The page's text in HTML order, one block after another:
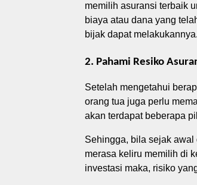
memilih asuransi terbaik
biaya atau dana yang
bijak dapat melakukannya.
2. Pahami Resiko
Setelah mengetahui
orang tua juga perlu
akan terdapat beberapa
Sehingga, bila sejak awal
merasa keliru memilih di
investasi maka, risiko